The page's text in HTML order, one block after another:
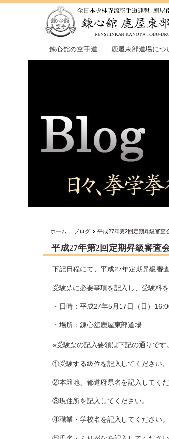
錬心舘の空手道 鹿屋東部道場につ
ホーム ブログ 平成27年第2回定期昇級審査
平成27年第2回定期昇級審査
下記日程にて、平成27年定期昇級審
受験票に必要事項を記入し、受験料
・日時：平成27年5月17日（日）
・場所：錬心舘鹿屋東部道場
※受験票の記入要領は下記の通りです。
①受験する級位を記入してください。
②本籍地、都道府県名を記入してくだ
③現住所を記入してください。
④職業・学校名を記入してください。